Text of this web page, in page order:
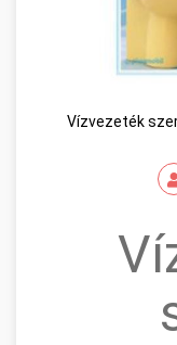
Vízvezeték